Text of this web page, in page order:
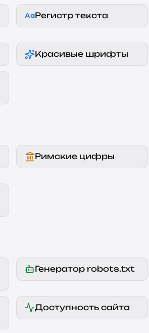
Регистр текста
Красивые шрифты
Римские цифры
Генератор robots.txt
Доступность сайта